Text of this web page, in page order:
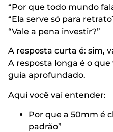
“Por que todo mundo
“Ela serve só para
“Vale a pena investir?”
A resposta curta é: sim,
A resposta longa é o
guia aprofundado.
Aqui você vai entender:
Por que a 50mm é
padrão”